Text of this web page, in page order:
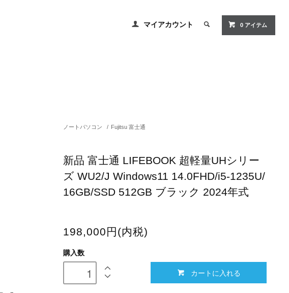
マイアカウント 0 アイテム
ノートパソコン / Fujitsu 富士通
新品 富士通 LIFEBOOK 超軽量UHシリー
ズ WU2/J Windows11 14.0FHD/i5-1235U/
16GB/SSD 512GB ブラック 2024年式
198,000円(内税)
購入数
カートに入れる